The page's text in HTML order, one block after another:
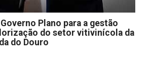
Plano para a gestão
do setor vitivinícola da
do Douro